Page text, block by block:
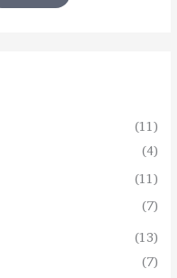
(11)
(4)
(11)
(7)
(13)
(7)